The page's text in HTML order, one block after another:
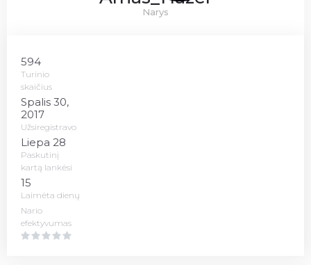
Narys
594
Turinio
skaičius
Spalis 30,
2017
Užsiregistravo
Liepa 28
Paskutinį
kartą lankėsi
15
Laimėta dienų
Nario
efektyvumas